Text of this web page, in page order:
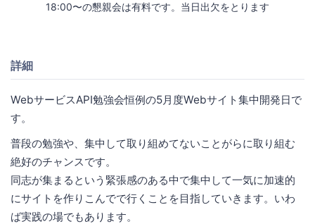
18:00〜の懇親会は有料です。当日出欠をとります
詳細
WebサービスAPI勉強会恒例の5月度Webサイト集中開発日で
す。
普段の勉強や、集中して取り組めてないことがらに取り組む
絶好のチャンスです。
同志が集まるという緊張感のある中で集中して一気に加速的
にサイトを作りこんでで行くことを目指していきます。いわ
ば実践の場でもあります。